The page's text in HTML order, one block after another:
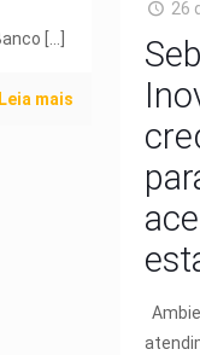
Leia mais
26